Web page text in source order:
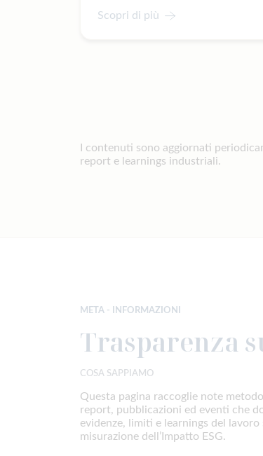
Scopri di più
I contenuti sono aggiornati
report e learnings industriali.
META - INFORMAZIONI
Trasparenza
COSA SAPPIAMO
Questa pagina raccoglie note
report, pubblicazioni ed eventi che
evidenze, limiti e learnings del lavoro
misurazione dell’Impatto ESG.